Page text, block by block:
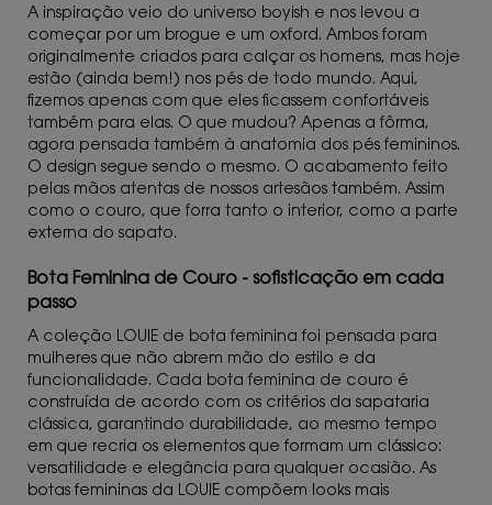
A inspiração veio do universo boyish e nos levou a
começar por um brogue e um oxford. Ambos foram
originalmente criados para calçar os homens, mas hoje
estão (ainda bem!) nos pés de todo mundo. Aqui,
fizemos apenas com que eles ficassem confortáveis
também para elas. O que mudou? Apenas a fôrma,
agora pensada também à anatomia dos pés femininos.
O design segue sendo o mesmo. O acabamento feito
pelas mãos atentas de nossos artesãos também. Assim
como o couro, que forra tanto o interior, como a parte
externa do sapato.
Bota Feminina de Couro - sofisticação em cada
passo
A coleção LOUIE de bota feminina foi pensada para
mulheres que não abrem mão do estilo e da
funcionalidade. Cada bota feminina de couro é
construída de acordo com os critérios da sapataria
clássica, garantindo durabilidade, ao mesmo tempo
em que recria os elementos que formam um clássico:
versatilidade e elegância para qualquer ocasião. As
botas femininas da LOUIE compõem looks mais